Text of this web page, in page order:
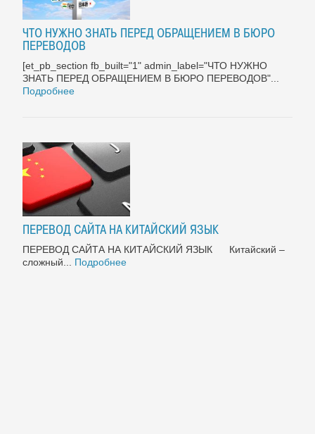
ЧТО НУЖНО ЗНАТЬ ПЕРЕД ОБРАЩЕНИЕМ В БЮРО
ПЕРЕВОДОВ
[et_pb_section fb_built="1" admin_label="ЧТО НУЖНО
ЗНАТЬ ПЕРЕД ОБРАЩЕНИЕМ В БЮРО ПЕРЕВОДОВ"...
Подробнее
ПЕРЕВОД САЙТА НА КИТАЙСКИЙ ЯЗЫК
ПЕРЕВОД САЙТА НА КИТАЙСКИЙ ЯЗЫК Китайский –
сложный... Подробнее